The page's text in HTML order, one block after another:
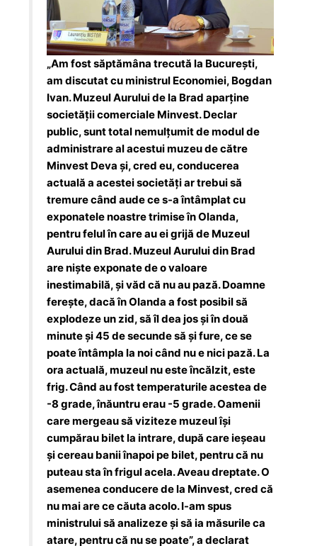
„Am fost săptămâna trecută la București,
am discutat cu ministrul Economiei, Bogdan
Ivan. Muzeul Aurului de la Brad aparține
societății comerciale Minvest. Declar
public, sunt total nemulțumit de modul de
administrare al acestui muzeu de către
Minvest Deva și, cred eu, conducerea
actuală a acestei societăți ar trebui să
tremure când aude ce s-a întâmplat cu
exponatele noastre trimise în Olanda,
pentru felul în care au ei grijă de Muzeul
Aurului din Brad. Muzeul Aurului din Brad
are niște exponate de o valoare
inestimabilă, și văd că nu au pază. Doamne
ferește, dacă în Olanda a fost posibil să
explodeze un zid, să îl dea jos și în două
minute și 45 de secunde să și fure, ce se
poate întâmpla la noi când nu e nici pază. La
ora actuală, muzeul nu este încălzit, este
frig. Când au fost temperaturile acestea de
-8 grade, înăuntru erau -5 grade. Oamenii
care mergeau să viziteze muzeul își
cumpărau bilet la intrare, după care ieșeau
și cereau banii înapoi pe bilet, pentru că nu
puteau sta în frigul acela. Aveau dreptate. O
asemenea conducere de la Minvest, cred că
nu mai are ce căuta acolo. I-am spus
ministrului să analizeze și să ia măsurile ca
atare, pentru că nu se poate”, a declarat